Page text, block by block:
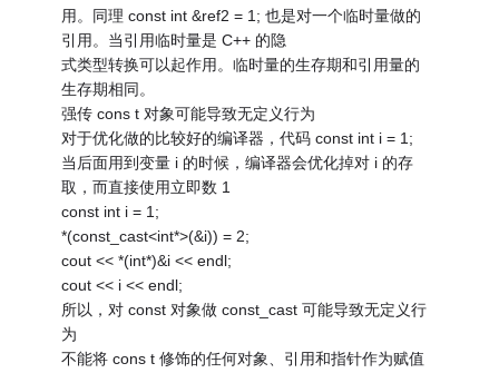
用。同理 const int &ref2 = 1; 也是对一个临时量做的
引用。当引用临时量是 C++ 的隐
式类型转换可以起作用。临时量的生存期和引用量的
生存期相同。
强传 cons t 对象可能导致无定义行为
对于优化做的比较好的编译器，代码 const int i = 1;
当后面用到变量 i 的时候，编译器会优化掉对 i 的存
取，而直接使用立即数 1
const int i = 1;
*(const_cast<int*>(&i)) = 2;
cout << *(int*)&i << endl;
cout << i << endl;
所以，对 const 对象做 const_cast 可能导致无定义行
为
不能将 cons t 修饰的任何对象、引用和指针作为赋值